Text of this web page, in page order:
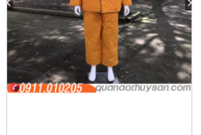
của bạn Hoàn